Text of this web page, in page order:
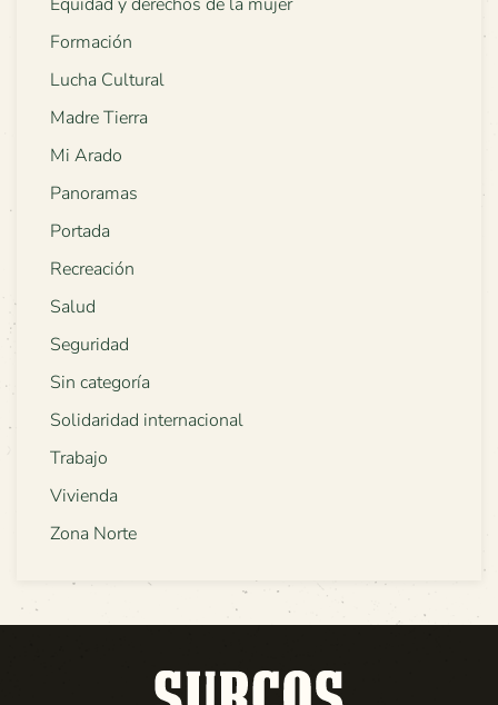
Formación
Lucha Cultural
Madre Tierra
Mi Arado
Panoramas
Portada
Recreación
Salud
Seguridad
Sin categoría
Solidaridad internacional
Trabajo
Vivienda
Zona Norte